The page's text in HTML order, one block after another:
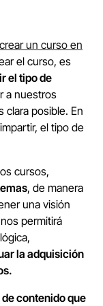
un curso en
el curso, es
el tipo de
a nuestros
clara posible. En
el tipo de
cursos,
, de manera
una visión
permitirá
la adquisición
contenido que